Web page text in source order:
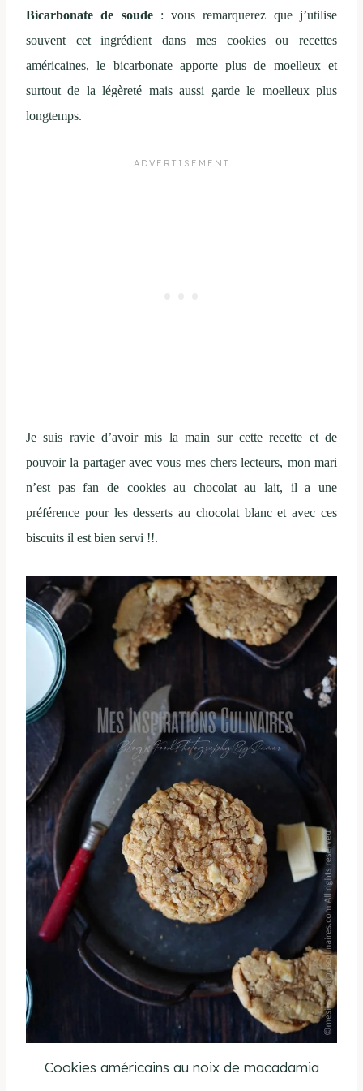
Bicarbonate de soude: vous remarquerez que j’utilise
souvent cet ingrédient dans mes cookies ou recettes
américaines, le bicarbonate apporte plus de moelleux et
surtout de la légèreté mais aussi garde le moelleux plus
longtemps.
Je suis ravie d’avoir mis la main sur cette recette et de
pouvoir la partager avec vous mes chers lecteurs, mon mari
n’est pas fan de cookies au chocolat au lait, il a une
préférence pour les desserts au chocolat blanc et avec ces
biscuits il est bien servi !!.
Cookies américains au noix de macadamia